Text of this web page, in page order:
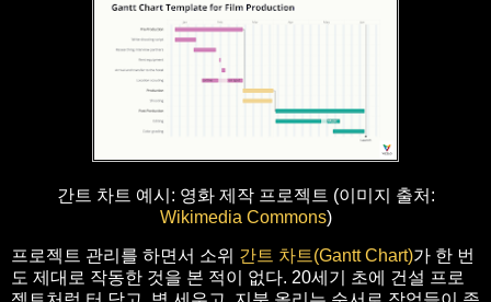
간트 차트 예시: 영화 제작 프로젝트 (이미지 출처:
Wikimedia Commons)
프로젝트 관리를 하면서 소위 간트 차트(Gantt Chart)가 한 번
도 제대로 작동한 것을 본 적이 없다. 20세기 초에 건설 프로